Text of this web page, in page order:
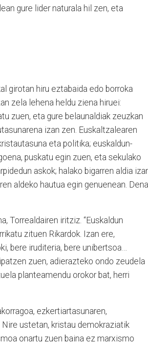
gure lider naturala hil zen, eta
girotan hiru eztabaida edo borroka
zela lehena heldu ziena hiruei:
zuen, eta gure belaunaldiak zeuzkan
izan zen. Euskaltzalearen
eta politika; euskaldun-
puskatu egin zuen, eta sekulako
askok; halako bigarren aldia
aldeko hautua egin genuenean. Dena
Torrealdairen iritziz. “Euskaldun
zituen Rikardok. Izan ere,
bere iruditeria, bere unibertsoa…
zuen, adierazteko ondo zeudela
planteamendu orokor bat, herri
ezkertiartasunaren,
ustetan, kristau demokraziatik
onartu zuen baina ez marxismo